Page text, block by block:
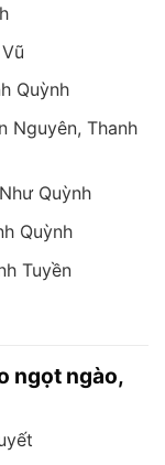
Quỳnh
Nguyên, Thanh
Quỳnh
Quỳnh
Tuyền
ngọt ngào,